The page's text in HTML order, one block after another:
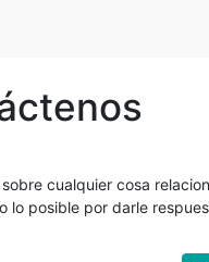
cualquier cosa
lo posible por darle